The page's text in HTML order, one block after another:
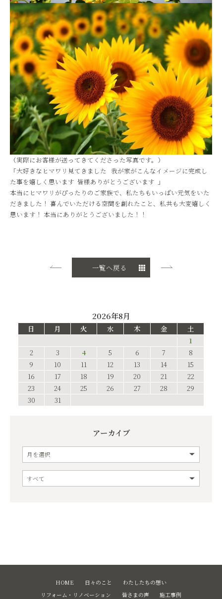
（実際にお客様が送ってきてくださった写真です。）
「大好きなヒマワリ見てきました 我が家がこんなイメージに完成し
た事を嬉しく思います 皆様ありがとうございます 」
本当にヒマワリがぴったりのご家族で、私たちもいっぱい元気をいた
だきました！ 喜んでいただける空間を創れたこと、私共も大変嬉しく
思います！ 本当にありがとうございました！！
一覧へ戻る
2026年8月
日 月 火 水 木 金
土
1
2
3 4 5 6 7
8
9
10 11 12 13 14
15
16
17 18 19 20 21
22
23
24 25 26 27 28
29
30
31
アーカイブ
HOME 日々のこと
わたしたちの想い
リフォーム・リノベーション
皆さまの声 施工事例